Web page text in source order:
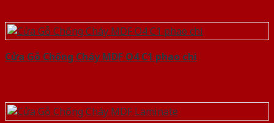
Cửa Gỗ Chống Cháy MDF O4 C1 phao chi